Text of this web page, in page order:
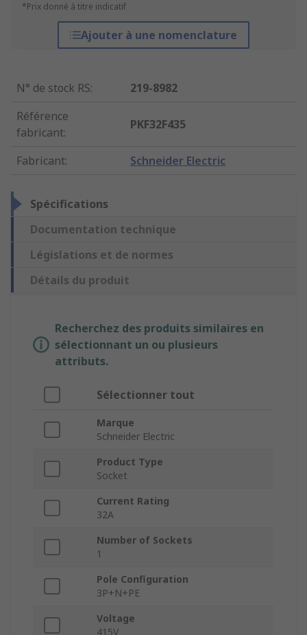
*Prix donné à titre indicatif
Ajouter à une nomenclature
N° de stock RS:
219-8982
Référence
fabricant:
PKF32F435
Fabricant: Schneider Electric
Spécifications
Documentation technique
Législations et de normes
Détails du produit
Recherchez des produits similaires en
sélectionnant un ou plusieurs
attributs.
Sélectionner tout
Marque
Schneider Electric
Product Type
Socket
Current Rating
32A
Number of Sockets
1
Pole Configuration
3P+N+PE
Voltage
415V